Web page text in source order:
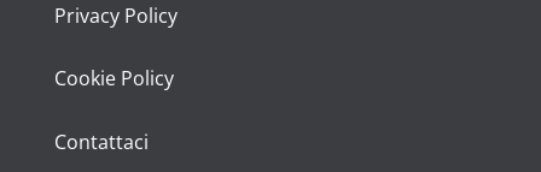
Privacy Policy
Cookie Policy
Contattaci